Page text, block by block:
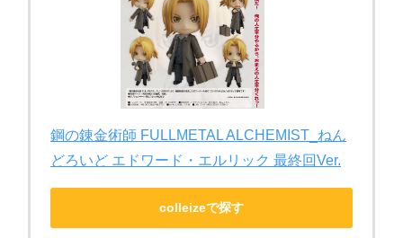
鋼の錬金術師 FULLMETAL ALCHEMIST_ねん
どろいど エドワード・エルリック 最終回Ver.
colleizeで探す